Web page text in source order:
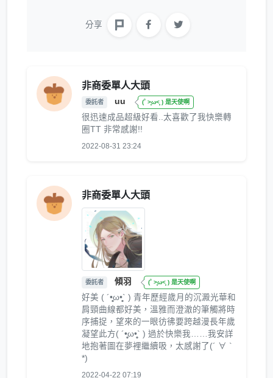
分享
非商委單人大頭
委託者 uu (˚ ˃̣̣̥ω˂̣̣̥ ) 是天使啊
很迅速成品超級好看..太喜歡了我快樂轉
圈TT 非常感謝!!
2022-08-31 23:24
非商委單人大頭
委託者 傾羽 (˚ ˃̣̣̥ω˂̣̣̥ ) 是天使啊
好美 ( ´•̥̥̥ω•̥̥̥` ) 青年歷經歲月的沉澱光華和
肩頸曲線都好美，溫雅而澄澈的筆觸將時
序捕捉，望來的一眼彷彿要跨越漫長年歲
凝望此方( ´•̥̥̥ω•̥̥̥` ) 過於快樂我……我安詳
地抱著圖在夢裡繼續吸，太感謝了(´ ∀ `
*)
2022-04-22 07:19